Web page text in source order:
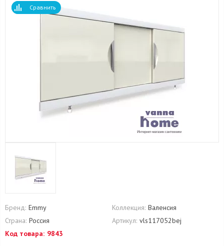
Сравнить
Бренд: Emmy Коллекция: Валенсия
Страна: Россия Артикул: vls117052bej
Код товара: 9843